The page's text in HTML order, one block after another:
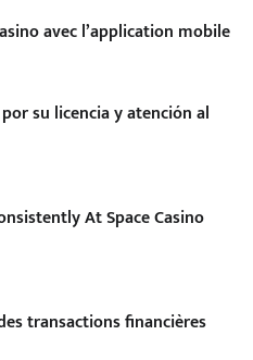
avec l’application mobile
su licencia y atención al
At Space Casino
transactions financières